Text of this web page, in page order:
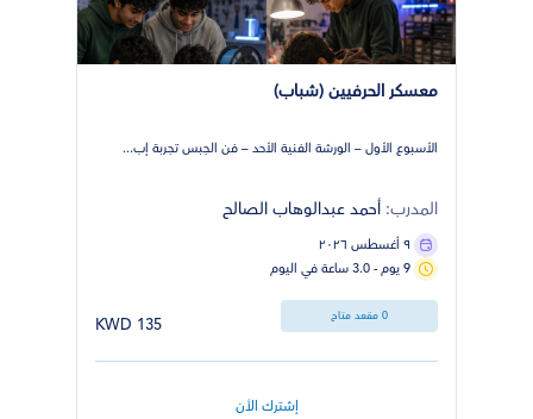
معسكر الحرفيين (شباب)
الأسبوع الأول – الورشة الفنية الأحد – فن الجبس تجربة إب...
المدرب: أحمد عبدالوهاب الصالح
٩ أغسطس ٢٠٢٦
9 يوم - 3.0 ساعة في اليوم
0 مقعد متاح 135 KWD
إشترك الأن